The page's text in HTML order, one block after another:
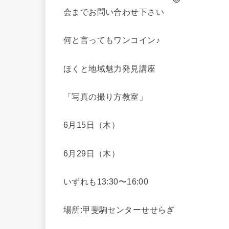
会までお問い合わせ下さい
何と言ってもワンコイン♪
ほくと地域魅力発見講座
「写真の撮り方教室」
6月15日（木）
6月29日（木）
いずれも13:30〜16:00
場所:甲斐駒センターせせらぎ